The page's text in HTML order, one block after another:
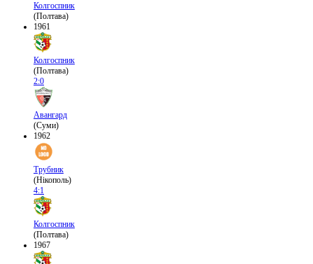
Колгоспник
(Полтава)
1961
Колгоспник
(Полтава)
2:0
Авангард
(Суми)
1962
Трубник
(Нікополь)
4:1
Колгоспник
(Полтава)
1967